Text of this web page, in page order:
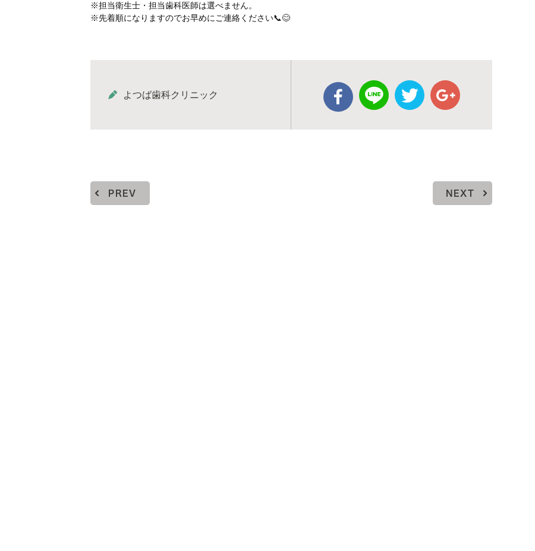
※担当衛生士・担当歯科医師は選べません。
※先着順になりますのでお早めにご連絡ください📞😊
よつば歯科クリニック
PREV NEXT